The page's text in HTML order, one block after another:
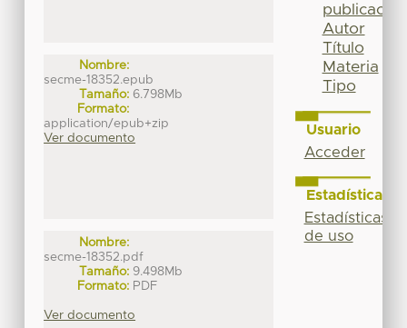
Nombre:
secme-18352.epub
Tamaño: 6.798Mb
Formato:
application/epub+zip
Ver documento
Nombre:
secme-18352.pdf
Tamaño: 9.498Mb
Formato: PDF
Ver documento
publicación
Autor
Título
Materia
Tipo
Usuario
Acceder
Estadísticas
Estadísticas
de uso